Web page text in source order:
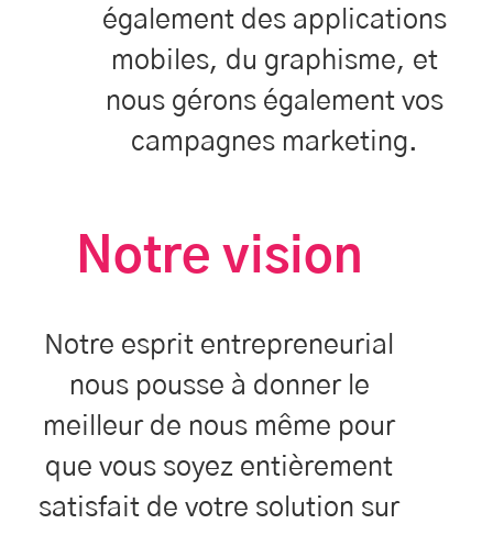
également des applications
mobiles, du graphisme, et
nous gérons également vos
campagnes marketing.
Notre vision
Notre esprit entrepreneurial
nous pousse à donner le
meilleur de nous même pour
que vous soyez entièrement
satisfait de votre solution sur